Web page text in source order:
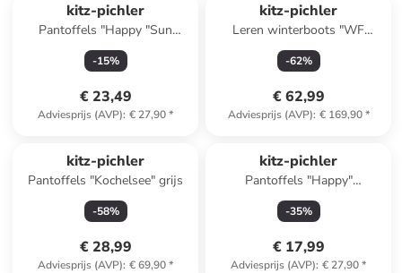
kitz-pichler
Pantoffels "Happy "Sun
Shine"" oranje
-15%
€ 23,49
Adviesprijs (AVP): € 27,90*
kitz-pichler
Leren winterboots "WF
Lamb-AMY" grijs
-62%
€ 62,99
Adviesprijs (AVP): € 169,90*
kitz-pichler
Pantoffels "Kochelsee" grijs
-58%
€ 28,99
Adviesprijs (AVP): € 69,90*
kitz-pichler
Pantoffels "Happy"
donkerblauw
-35%
€ 17,99
Adviesprijs (AVP): € 27,90*